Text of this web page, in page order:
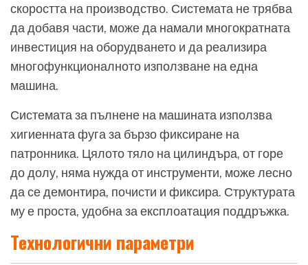
скоростта на производство. Системата не трябва
да добавя части, може да намали многократната
инвестиция на оборудването и да реализира
многофункционалното използване на една
машина.
Системата за пълнене на машината използва
хигиенната фуга за бързо фиксиране на
патронника. Цялото тяло на цилиндъра, от горе
до долу, няма нужда от инструменти, може лесно
да се демонтира, почисти и фиксира. Структурата
му е проста, удобна за експлоатация поддръжка.
Технологични параметри